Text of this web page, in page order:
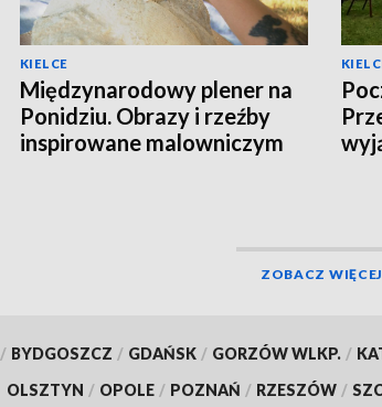
KIELCE
Międzynarodowy plener na
Ponidziu. Obrazy i rzeźby
inspirowane malowniczym
ZOBACZ WIĘCEJ
/ BYDGOSZCZ / GDAŃSK / GORZÓW WLKP. /
OLSZTYN / OPOLE / POZNAŃ / RZESZÓW /